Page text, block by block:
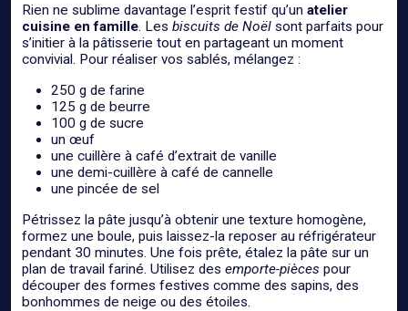
Rien ne sublime davantage l’esprit festif qu’un atelier
cuisine en famille. Les biscuits de Noël sont parfaits pour
s’initier à la pâtisserie tout en partageant un moment
convivial. Pour réaliser vos sablés, mélangez :
250 g de farine
125 g de beurre
100 g de sucre
un œuf
une cuillère à café d’extrait de vanille
une demi-cuillère à café de cannelle
une pincée de sel
Pétrissez la pâte jusqu’à obtenir une texture homogène,
formez une boule, puis laissez-la reposer au réfrigérateur
pendant 30 minutes. Une fois prête, étalez la pâte sur un
plan de travail fariné. Utilisez des emporte-pièces pour
découper des formes festives comme des sapins, des
bonhommes de neige ou des étoiles.